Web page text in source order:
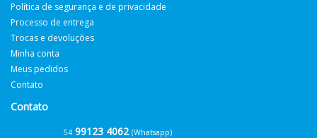
Política de segurança e de privacidade
Processo de entrega
Trocas e devoluções
Minha conta
Meus pedidos
Contato
Contato
5499123 4062 (Whatsapp)